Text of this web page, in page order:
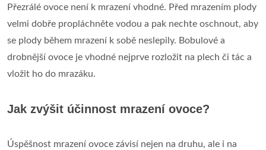
Přezrálé ovoce není k mrazení vhodné. Před mrazením plody
velmi dobře propláchněte vodou a pak nechte oschnout, aby
se plody během mrazení k sobě neslepily. Bobulové a
drobnější ovoce je vhodné nejprve rozložit na plech či tác a
vložit ho do mrazáku.
Jak zvýšit účinnost mrazení ovoce?
Úspěšnost mrazení ovoce závisí nejen na druhu, ale i na